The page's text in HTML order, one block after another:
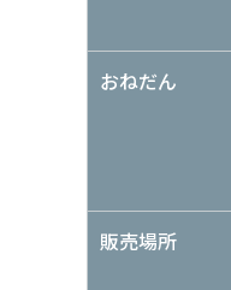
おねだん
販売場所